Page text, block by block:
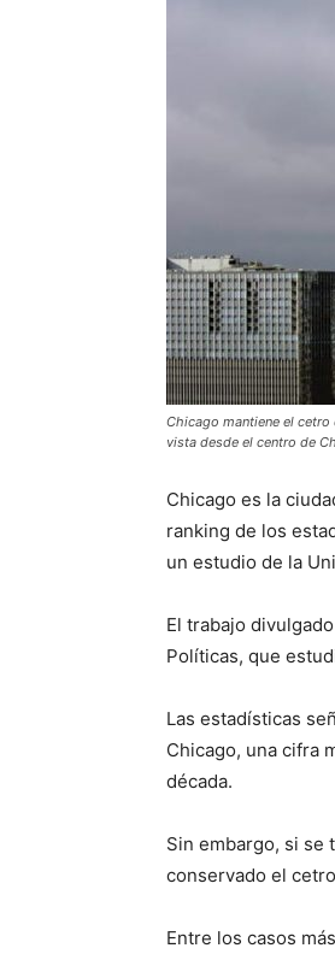
Chicago mantiene el
vista desde el centro de
Chicago es la
ranking de los
un estudio de la
El trabajo
Políticas, que
Las estadísticas
Chicago, una cifra
década.
Sin embargo, si se
conservado el
Entre los casos